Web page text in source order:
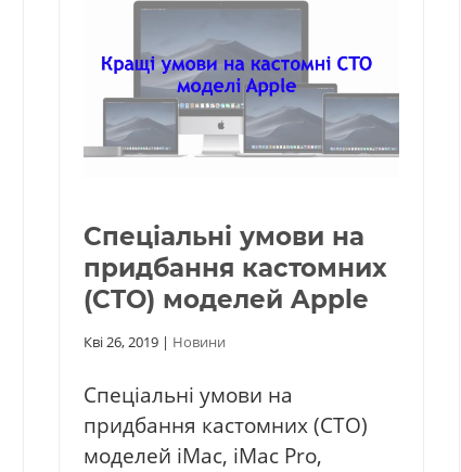
Спеціальні умови на
придбання кастомних
(CTO) моделей Apple
Кві 26, 2019| Новини
Спеціальні умови на
придбання кастомних (CTO)
моделей iMac, iMac Pro,